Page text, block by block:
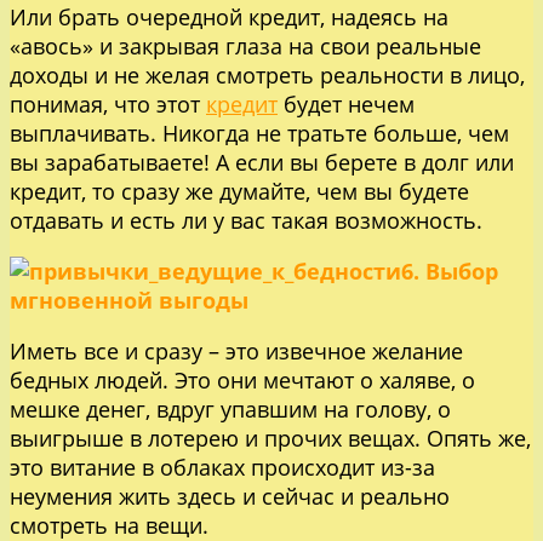
Или брать очередной кредит, надеясь на
«авось» и закрывая глаза на свои реальные
доходы и не желая смотреть реальности в лицо,
понимая, что этот кредит будет нечем
выплачивать. Никогда не тратьте больше, чем
вы зарабатываете! А если вы берете в долг или
кредит, то сразу же думайте, чем вы будете
отдавать и есть ли у вас такая возможность.
6. Выбор
мгновенной выгоды
Иметь все и сразу – это извечное желание
бедных людей. Это они мечтают о халяве, о
мешке денег, вдруг упавшим на голову, о
выигрыше в лотерею и прочих вещах. Опять же,
это витание в облаках происходит из-за
неумения жить здесь и сейчас и реально
смотреть на вещи.